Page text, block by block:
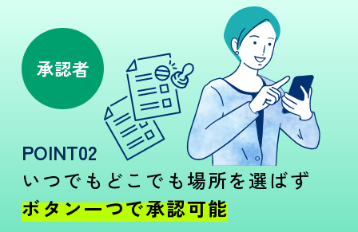
承認者
POINT02
いつでもどこでも場所を選ばず
ボタン一つで承認可能